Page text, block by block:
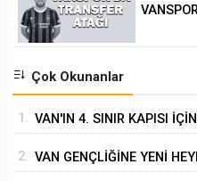
Çok Okunanlar
1. VAN'IN 4. SINIR KAPISI
2. VAN GENÇLİĞİNE YENİ